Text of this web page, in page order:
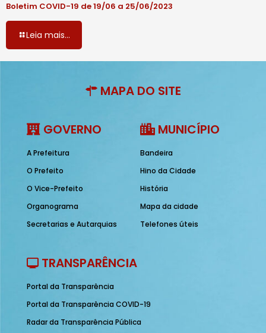
Boletim COVID-19 de 19/06 a 25/06/2023
Leia mais...
MAPA DO SITE
GOVERNO
A Prefeitura
O Prefeito
O Vice-Prefeito
Organograma
Secretarias e Autarquias
MUNICÍPIO
Bandeira
Hino da Cidade
História
Mapa da cidade
Telefones úteis
TRANSPARÊNCIA
Portal da Transparência
Portal da Transparência COVID-19
Radar da Transparência Pública